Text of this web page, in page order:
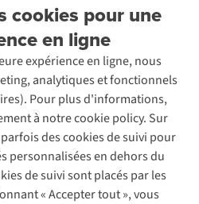
cookies pour une
en ligne
expérience en ligne, nous
analytiques et fonctionnels
Pour plus d'informations,
à notre cookie policy. Sur
des cookies de suivi pour
personnalisées en dehors du
de suivi sont placés par les
« Accepter tout », vous
nous